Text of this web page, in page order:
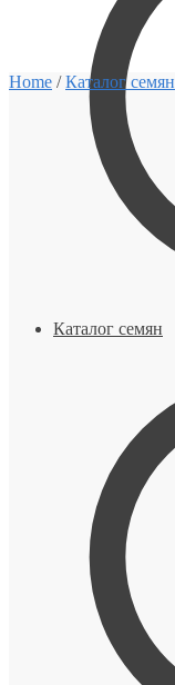
Каталог семян
Home /Каталог семян